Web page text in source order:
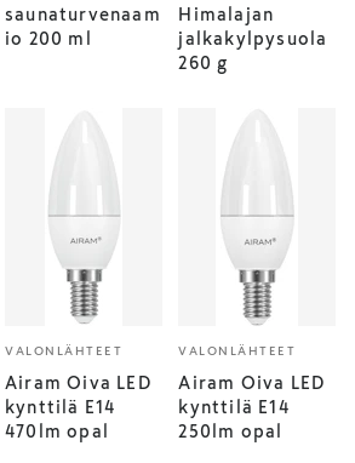
saunaturvenaam
io 200 ml
Himalajan
jalkakylpysuola
260 g
VALONLÄHTEET
Airam Oiva LED
kynttilä E14
470lm opal
VALONLÄHTEET
Airam Oiva LED
kynttilä E14
250lm opal